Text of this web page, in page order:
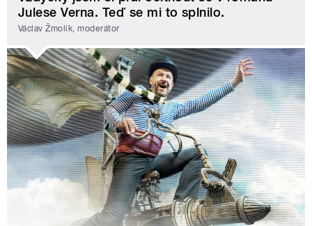
Julese Verna. Teď se mi to splnilo.
Václav Žmolík, moderátor